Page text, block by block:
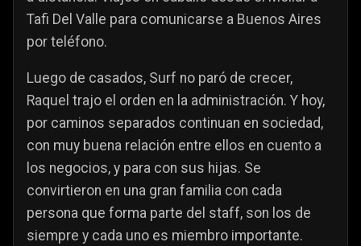
Tafi Del Valle para comunicarse a Buenos Aires
por teléfono.
Luego de casados, Surf no paró de crecer,
Raquel trajo el orden en la administración. Y hoy,
por caminos separados continuan en sociedad,
con muy buena relación entre ellos en cuento a
los negocios, y para con sus hijas. Se
convirtieron en una gran familia con cada
persona que forma parte del staff, son los de
siempre y cada uno es miembro importante.